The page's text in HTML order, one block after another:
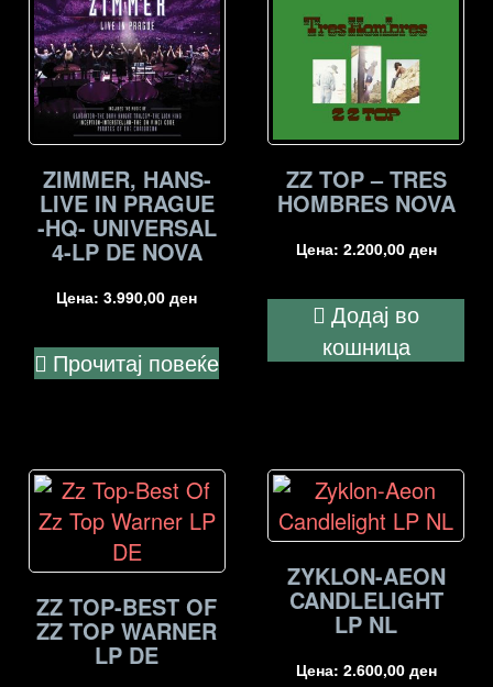
ZIMMER, HANS-
LIVE IN PRAGUE
-HQ- UNIVERSAL
4-LP DE NOVA
Цена:3.990,00ден
Прочитај повеќе
ZZ TOP – TRES
HOMBRES NOVA
Цена: 2.200,00 ден
Додај во
кошница
ZZ TOP-BEST OF
ZZ TOP WARNER
LP DE
ZYKLON-AEON
CANDLELIGHT
LP NL
Цена: 2.600,00 ден